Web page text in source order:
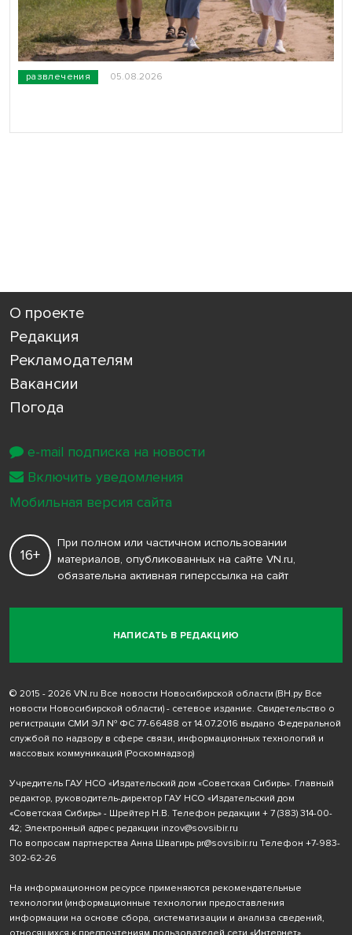
развлечения 05.08.2026
О проекте
Редакция
Рекламодателям
Вакансии
Погода
НАПИСАТЬ В РЕДАКЦИЮ
16+
При полном или частичном использовании
материалов, опубликованных на сайте VN.ru,
обязательна активная гиперссылка на сайт
© 2015 - 2026 VN.ru Все новости Новосибирской области (ВН.ру Все
новости Новосибирской области) - сетевое издание. Свидетельство о
регистрации СМИ ЭЛ № ФС 77-66488 от 14.07.2016 выдано Федеральной
службой по надзору в сфере связи, информационных технологий и
массовых коммуникаций (Роскомнадзор)
Учредитель ГАУ НСО «Издательский дом «Советская Сибирь». Главный
редактор, руководитель-директор ГАУ НСО «Издательский дом
«Советская Сибирь» - Шрейтер Н.В. Телефон редакции + 7 (383) 314-00-
42; Электронный адрес редакции inzov@sovsibir.ru
По вопросам партнерства Анна Швагирь pr@sovsibir.ru Телефон +7-983-
302-62-26
На информационном ресурсе применяются рекомендательные
технологии (информационные технологии предоставления
информации на основе сбора, систематизации и анализа сведений,
e-mail подписка на новости
Включить уведомления
Мобильная версия сайта